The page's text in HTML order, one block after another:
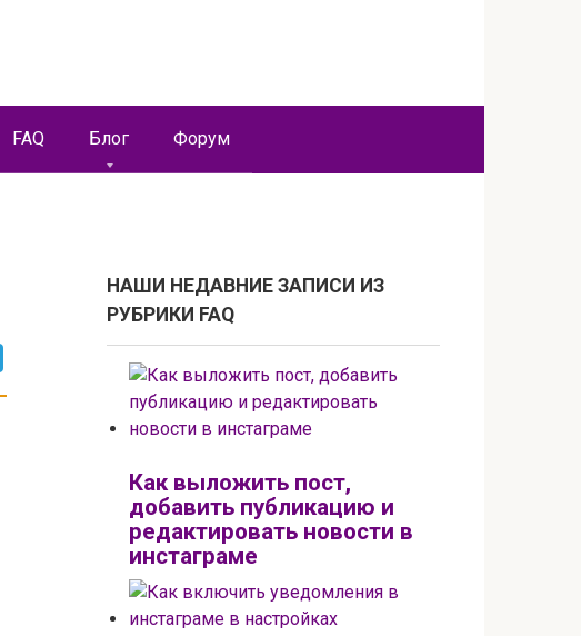
FAQ Блог Форум
НАШИ НЕДАВНИЕ ЗАПИСИ ИЗ
РУБРИКИ FAQ
Как выложить пост,
добавить публикацию и
редактировать новости в
инстаграме